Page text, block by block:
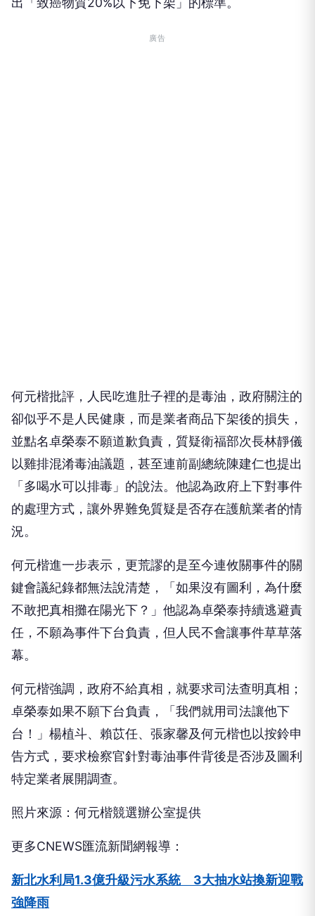
廣告
何元楷批評，人民吃進肚子裡的是毒油，政府關注的
卻似乎不是人民健康，而是業者商品下架後的損失，
並點名卓榮泰不願道歉負責，質疑衛福部次長林靜儀
以雞排混淆毒油議題，甚至連前副總統陳建仁也提出
「多喝水可以排毒」的說法。他認為政府上下對事件
的處理方式，讓外界難免質疑是否存在護航業者的情
況。
何元楷進一步表示，更荒謬的是至今連攸關事件的關
鍵會議紀錄都無法說清楚，「如果沒有圖利，為什麼
不敢把真相攤在陽光下？」他認為卓榮泰持續逃避責
任，不願為事件下台負責，但人民不會讓事件草草落
幕。
何元楷強調，政府不給真相，就要求司法查明真相；
卓榮泰如果不願下台負責，「我們就用司法讓他下
台！」楊植斗、賴苡任、張家馨及何元楷也以按鈴申
告方式，要求檢察官針對毒油事件背後是否涉及圖利
特定業者展開調查。
照片來源：何元楷競選辦公室提供
更多CNEWS匯流新聞網報導：
新北水利局1.3億升級污水系統 3大抽水站換新迎戰
強降雨